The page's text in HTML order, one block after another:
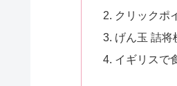
クリックポ
げん玉 詰将
イギリスで